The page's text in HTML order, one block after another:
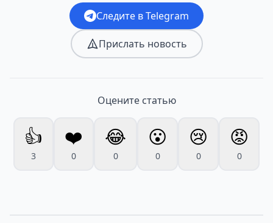
Следите в Telegram
Прислать новость
Оцените статью
👍
3
❤️
0
😂
0
😮
0
😢
0
😡
0